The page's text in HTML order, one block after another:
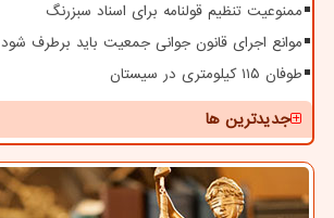
ممنوعیت تنظیم قولنامه برای اسناد سبزرنگ
موانع اجرای قانون جوانی جمعیت باید برطرف شود
طوفان ۱۱۵ کیلومتری در سیستان
جدیدترین ها